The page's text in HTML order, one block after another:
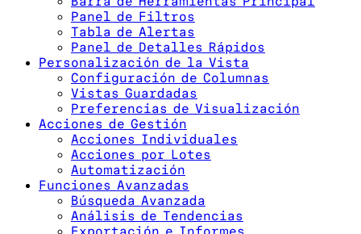
Panel de Filtros
Tabla de Alertas
Panel de Detalles Rápidos
Personalización de la Vista
Configuración de Columnas
Vistas Guardadas
Preferencias de Visualización
Acciones de Gestión
Acciones Individuales
Acciones por Lotes
Automatización
Funciones Avanzadas
Búsqueda Avanzada
Análisis de Tendencias